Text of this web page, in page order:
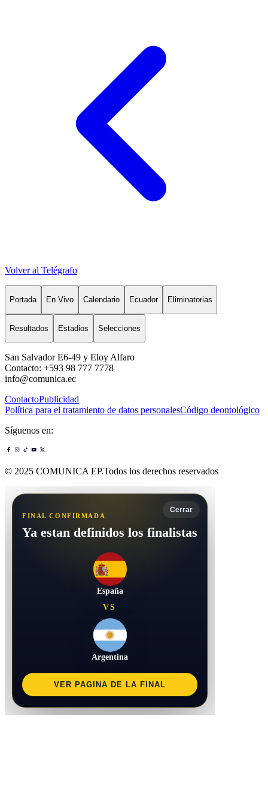
Volver al Telégrafo
Portada En Vivo Calendario Ecuador Eliminatorias
Resultados Estadios Selecciones
San Salvador E6-49 y Eloy Alfaro
Contacto: +593 98 777 7778
info@comunica.ec
ContactoPublicidad
Política para el tratamiento de datos personalesCódigo deontológico
Síguenos en:
© 2025 COMUNICA EP.Todos los derechos reservados
Cerrar
FINAL CONFIRMADA
Ya estan definidos los finalistas
España
VS
Argentina
VER PAGINA DE LA FINAL